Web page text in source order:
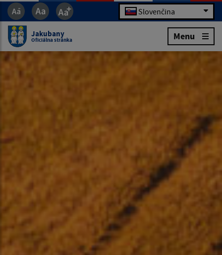
Slovenčina
Jakubany
Oficiálna stránka Menu